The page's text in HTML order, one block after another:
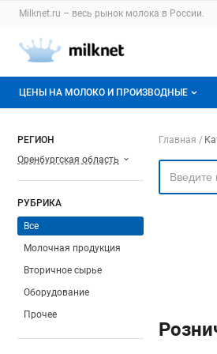
Раздел навигации по
Milknet.ru – весь рынок молока в России.
Авторизация и меню
Навигация по разделам
ЦЕНЫ НА МОЛОКО И ПРОИЗВОДНЫЕ
О мониторингах
Актуальные мониторинги
Динамика цен
РЕГИОН
Оренбургская область
РУБРИКА
Все
Молочная продукция
Вторичное сырье
Оборудование
Прочее
Главная